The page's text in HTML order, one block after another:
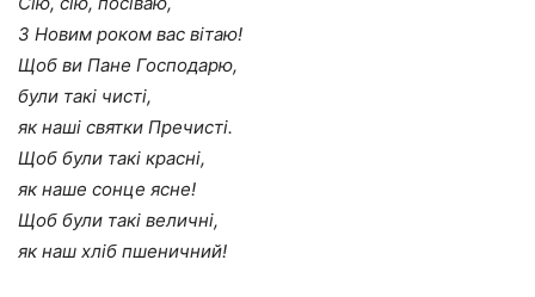
З Новим роком вас вітаю!
Щоб ви Пане Господарю,
були такі чисті,
як наші святки Пречисті.
Щоб були такі красні,
як наше сонце ясне!
Щоб були такі величні,
як наш хліб пшеничний!